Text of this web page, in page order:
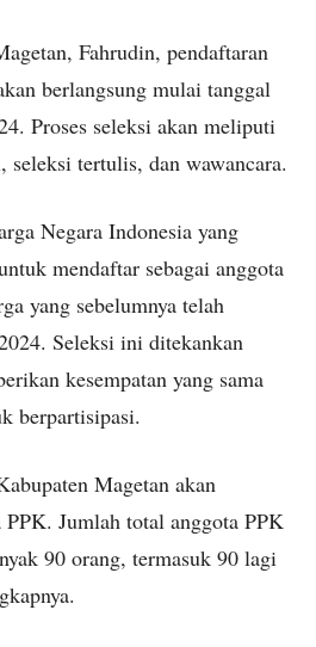
Fahrudin, pendaftaran
berlangsung mulai tanggal
Proses seleksi akan meliputi
tertulis, dan wawancara.
Negara Indonesia yang
mendaftar sebagai anggota
yang sebelumnya telah
Seleksi ini ditekankan
kesempatan yang sama
berpartisipasi.
Magetan akan
Jumlah total anggota PPK
90 orang, termasuk 90 lagi